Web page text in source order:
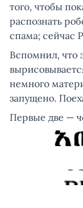
того, чтобы
распознать
спама; сейчас
Вспомнил, что
немного
запущено.
Первые две —